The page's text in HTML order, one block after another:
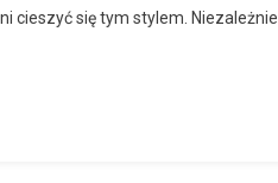
cieszyć się tym stylem.